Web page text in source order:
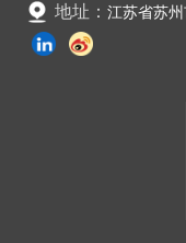
地址：江苏省苏